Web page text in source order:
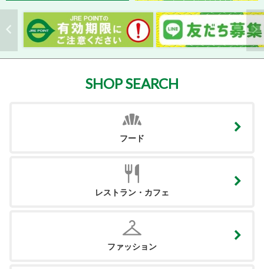
SHOP SEARCH
フード
レストラン・カフェ
ファッション